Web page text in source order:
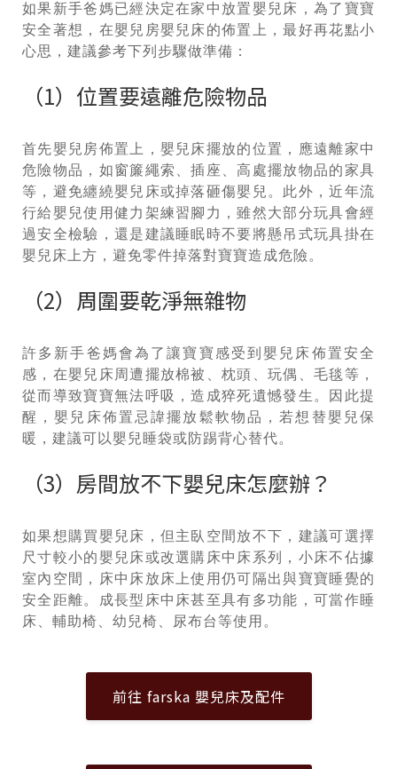
如果新手爸媽已經決定在家中放置嬰兒床，為了寶寶
安全著想，在嬰兒房嬰兒床的佈置上，最好再花點小
心思，建議參考下列步驟做準備：
（1）位置要遠離危險物品
首先嬰兒房佈置上，嬰兒床擺放的位置，應遠離家中
危險物品，如窗簾繩索、插座、高處擺放物品的家具
等，避免纏繞嬰兒床或掉落砸傷嬰兒。此外，近年流
行給嬰兒使用健力架練習腳力，雖然大部分玩具會經
過安全檢驗，還是建議睡眠時不要將懸吊式玩具掛在
嬰兒床上方，避免零件掉落對寶寶造成危險。
（2）周圍要乾淨無雜物
許多新手爸媽會為了讓寶寶感受到嬰兒床佈置安全
感，在嬰兒床周遭擺放棉被、枕頭、玩偶、毛毯等，
從而導致寶寶無法呼吸，造成猝死遺憾發生。因此提
醒，嬰兒床佈置忌諱擺放鬆軟物品，若想替嬰兒保
暖，建議可以嬰兒睡袋或防踢背心替代。
（3）房間放不下嬰兒床怎麼辦？
如果想購買嬰兒床，但主臥空間放不下，建議可選擇
尺寸較小的嬰兒床或改選購床中床系列，小床不佔據
室內空間，床中床放床上使用仍可隔出與寶寶睡覺的
安全距離。成長型床中床甚至具有多功能，可當作睡
床、輔助椅、幼兒椅、尿布台等使用。
前往 farska 嬰兒床及配件